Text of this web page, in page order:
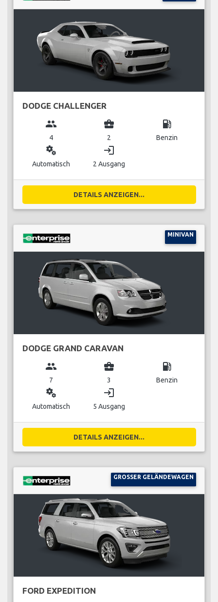
DODGE CHALLENGER
group
4
business_center
2
local_gas_station
Benzin
miscellaneous_services
Automatisch
login
2 Ausgang
DETAILS ANZEIGEN...
MINIVAN
DODGE GRAND CARAVAN
group
7
business_center
3
local_gas_station
Benzin
miscellaneous_services
Automatisch
login
5 Ausgang
DETAILS ANZEIGEN...
GROSSER GELÄNDEWAGEN
FORD EXPEDITION